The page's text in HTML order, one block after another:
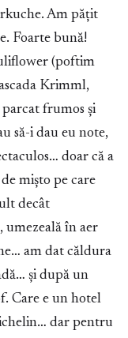
Am pățit
Foarte bună!
(poftim
Krimml,
frumos și
să-i dau eu note,
doar că a
mișto pe care
decât
umezeală în aer
am dat căldura
și după un
Care e un hotel
dar pentru